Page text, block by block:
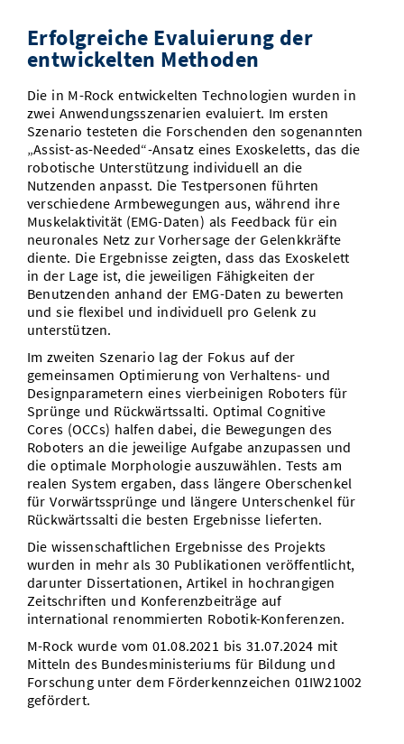
Erfolgreiche Evaluierung der
entwickelten Methoden
Die in M-Rock entwickelten Technologien wurden in
zwei Anwendungsszenarien evaluiert. Im ersten
Szenario testeten die Forschenden den sogenannten
„Assist-as-Needed“-Ansatz eines Exoskeletts, das die
robotische Unterstützung individuell an die
Nutzenden anpasst. Die Testpersonen führten
verschiedene Armbewegungen aus, während ihre
Muskelaktivität (EMG-Daten) als Feedback für ein
neuronales Netz zur Vorhersage der Gelenkkräfte
diente. Die Ergebnisse zeigten, dass das Exoskelett
in der Lage ist, die jeweiligen Fähigkeiten der
Benutzenden anhand der EMG-Daten zu bewerten
und sie flexibel und individuell pro Gelenk zu
unterstützen.
Im zweiten Szenario lag der Fokus auf der
gemeinsamen Optimierung von Verhaltens- und
Designparametern eines vierbeinigen Roboters für
Sprünge und Rückwärtssalti. Optimal Cognitive
Cores (OCCs) halfen dabei, die Bewegungen des
Roboters an die jeweilige Aufgabe anzupassen und
die optimale Morphologie auszuwählen. Tests am
realen System ergaben, dass längere Oberschenkel
für Vorwärtssprünge und längere Unterschenkel für
Rückwärtssalti die besten Ergebnisse lieferten.
Die wissenschaftlichen Ergebnisse des Projekts
wurden in mehr als 30 Publikationen veröffentlicht,
darunter Dissertationen, Artikel in hochrangigen
Zeitschriften und Konferenzbeiträge auf
international renommierten Robotik-Konferenzen.
M-Rock wurde vom 01.08.2021 bis 31.07.2024 mit
Mitteln des Bundesministeriums für Bildung und
Forschung unter dem Förderkennzeichen 01IW21002
gefördert.